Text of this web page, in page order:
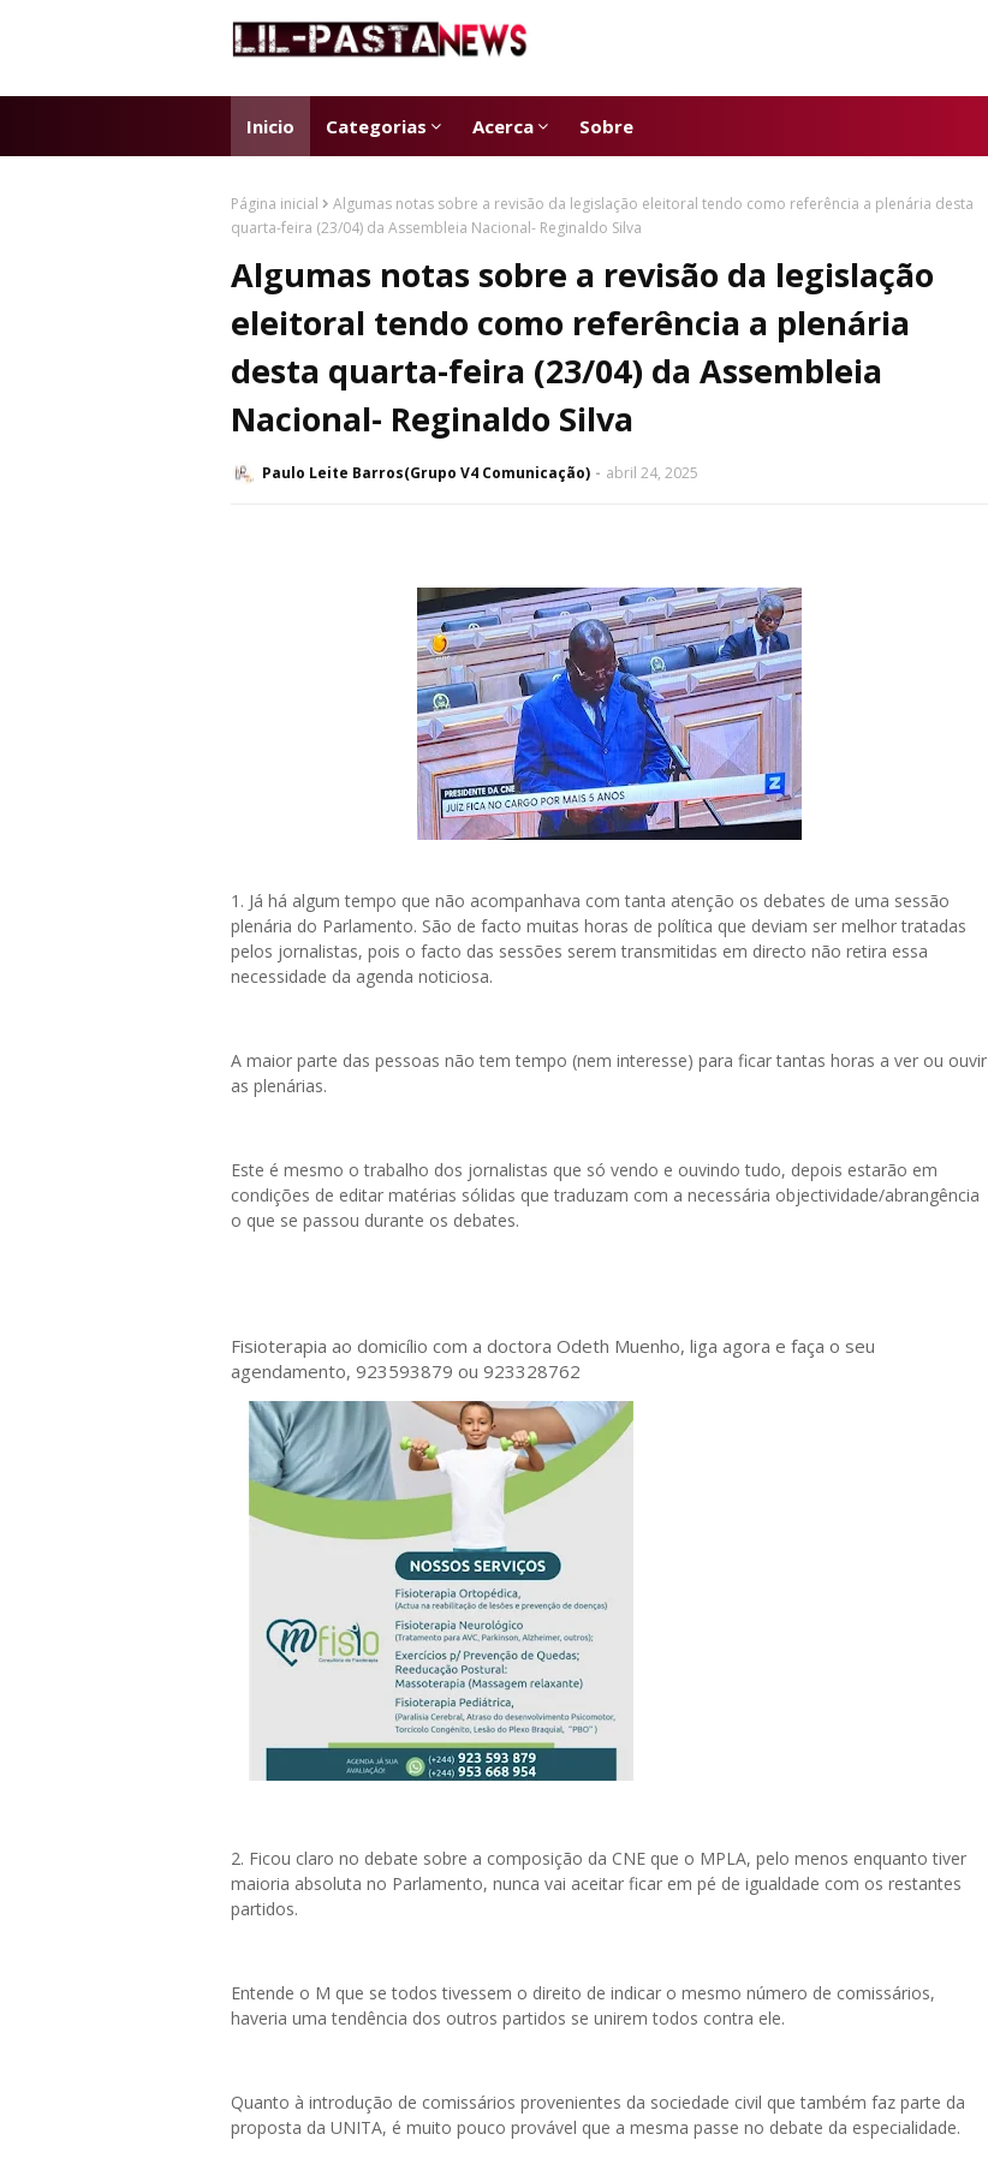
Inicio Categorias Acerca Sobre
Página inicial
Algumas notas sobre a revisão da legislação eleitoral tendo como referência a plenária desta
quarta-feira (23/04) da Assembleia Nacional- Reginaldo Silva
Algumas notas sobre a revisão da legislação
eleitoral tendo como referência a plenária
desta quarta-feira (23/04) da Assembleia
Nacional- Reginaldo Silva
Paulo Leite Barros(Grupo V4 Comunicação) abril 24, 2025
1. Já há algum tempo que não acompanhava com tanta atenção os debates de uma sessão
plenária do Parlamento. São de facto muitas horas de política que deviam ser melhor tratadas
pelos jornalistas, pois o facto das sessões serem transmitidas em directo não retira essa
necessidade da agenda noticiosa.
A maior parte das pessoas não tem tempo (nem interesse) para ficar tantas horas a ver ou ouvir
as plenárias.
Este é mesmo o trabalho dos jornalistas que só vendo e ouvindo tudo, depois estarão em
condições de editar matérias sólidas que traduzam com a necessária objectividade/abrangência
o que se passou durante os debates.
Fisioterapia ao domicílio com a doctora Odeth Muenho, liga agora e faça o seu
agendamento, 923593879 ou 923328762
2.⁠ ⁠Ficou claro no debate sobre a composição da CNE que o MPLA, pelo menos enquanto tiver
maioria absoluta no Parlamento, nunca vai aceitar ficar em pé de igualdade com os restantes
partidos.
Entende o M que se todos tivessem o direito de indicar o mesmo número de comissários,
haveria uma tendência dos outros partidos se unirem todos contra ele.
Quanto à introdução de comissários provenientes da sociedade civil que também faz parte da
proposta da UNITA, é muito pouco provável que a mesma passe no debate da especialidade.